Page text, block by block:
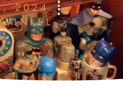
2024